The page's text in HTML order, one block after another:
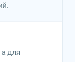
для